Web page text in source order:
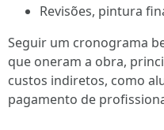
Revisões, pintura
Seguir um cronograma
que oneram a obra,
custos indiretos, como
pagamento de